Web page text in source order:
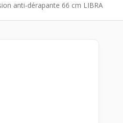
anti-dérapante 66 cm LIBRA